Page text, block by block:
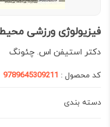
فیزیولوژی ورزشی
دکتر استیفن اس. چئونگ
کد محصول : 9789645309211
دسته بندی